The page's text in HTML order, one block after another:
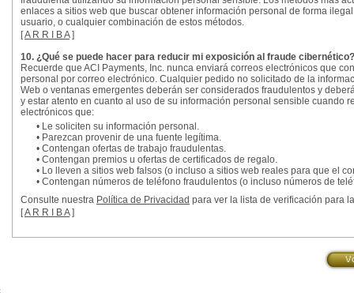
enlaces a sitios web que buscar obtener información personal de forma
usuario, o cualquier combinación de estos métodos.
[A R R I B A]
10. ¿Qué se puede hacer para reducir mi exposición al fraude cibernético?
Recuerde que ACI Payments, Inc. nunca enviará correos electrónicos que
personal por correo electrónico. Cualquier pedido no solicitado de la
Web o ventanas emergentes deberán ser considerados fraudulentos y
y estar atento en cuanto al uso de su información personal sensible cuando
electrónicos que:
• Le soliciten su información personal.
• Parezcan provenir de una fuente legítima.
• Contengan ofertas de trabajo fraudulentas.
• Contengan premios u ofertas de certificados de regalo.
• Lo lleven a sitios web falsos (o incluso a sitios web reales para que el
• Contengan números de teléfono fraudulentos (o incluso números de
Consulte nuestra Política de Privacidad para ver la lista de verificación para
[A R R I B A]